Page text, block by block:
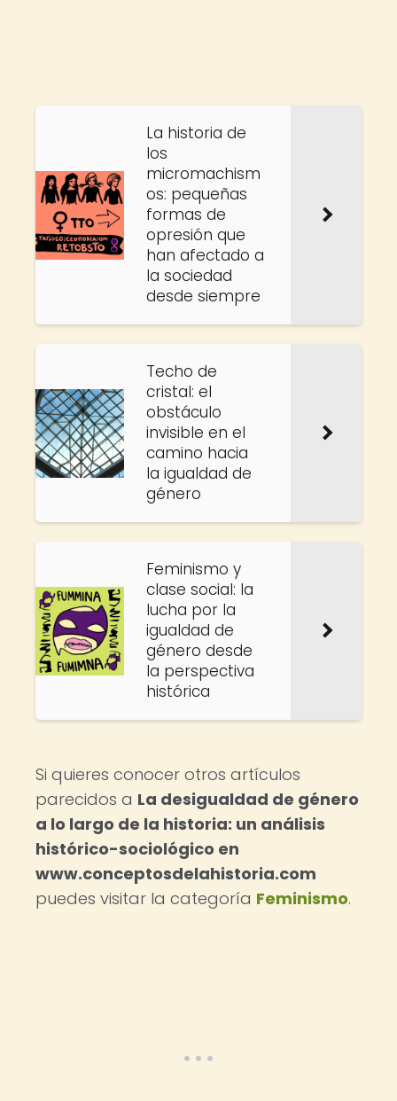
La historia de
los
micromachism
os: pequeñas
formas de
opresión que
han afectado a
la sociedad
desde siempre
Techo de
cristal: el
obstáculo
invisible en el
camino hacia
la igualdad de
género
Feminismo y
clase social: la
lucha por la
igualdad de
género desde
la perspectiva
histórica
Si quieres conocer otros artículos
parecidos a La desigualdad de género
a lo largo de la historia: un análisis
histórico-sociológico en
www.conceptosdelahistoria.com
puedes visitar la categoría Feminismo.